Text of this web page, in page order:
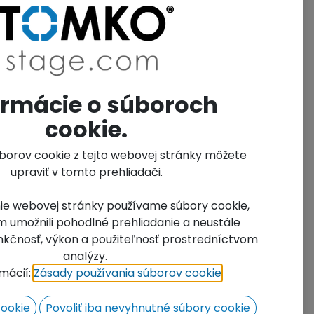
Vám poskytneme cenovú ponuku,
prejdete na kontaktný formulár.
mernej jednotky:ks
o súboroch
cookie.
cookie z tejto webovej stránky môžete
upraviť v tomto prehliadači.
webovej stránky používame súbory cookie,
umožnili pohodlné prehliadanie a neustále
výkon a použiteľnosť prostredníctvom
analýzy.
Zásady používania súborov cookie
Povoliť iba nevyhnutné súbory cookie